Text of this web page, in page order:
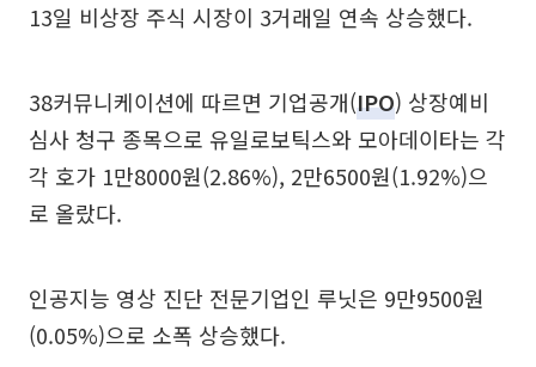
13일 비상장 주식 시장이 3거래일 연속 상승했다.
38커뮤니케이션에 따르면 기업공개(IPO) 상장예비
심사 청구 종목으로 유일로보틱스와 모아데이타는 각
각 호가 1만8000원(2.86%), 2만6500원(1.92%)으
로 올랐다.
인공지능 영상 진단 전문기업인 루닛은 9만9500원
(0.05%)으로 소폭 상승했다.